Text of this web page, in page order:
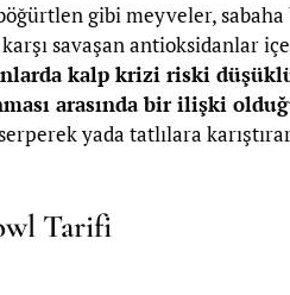
gibi meyveler,
savaşan antioksidanlar
kalp krizi riski
arasında bir ilişki
yada tatlılara
Tarifi